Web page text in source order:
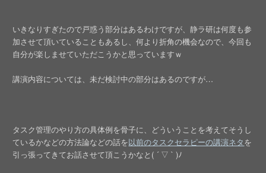
いきなりすぎたので戸惑う部分はあるわけですが、静ラ研は何度も参
加させて頂いていることもあるし、何より折角の機会なので、今回も
自分が楽しませていただこうかと思っていますｗ
講演内容については、未だ検討中の部分はあるのですが…
タスク管理のやり方の具体例を骨子に、どういうことを考えてそうし
ているかなどの方法論などの話を以前のタスクセラピーの講演ネタを
引っ張ってきてお話させて頂こうかなと( ´ ▽ ` )ﾉ